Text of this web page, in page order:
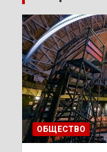
ОБЩЕСТВО